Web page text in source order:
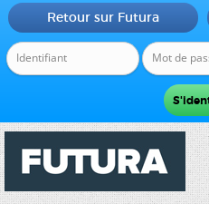
Retour sur Futura